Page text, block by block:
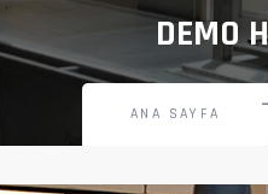
DEMO
ANA SAYFA